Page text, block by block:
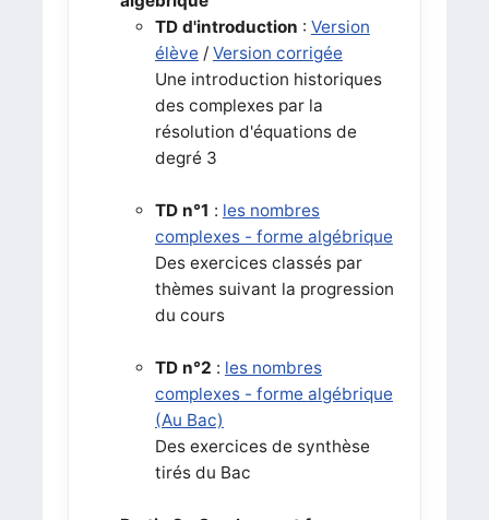
TD d'introduction : Version
élève / Version corrigée
Une introduction historiques
des complexes par la
résolution d'équations de
degré 3
TD n°1 : les nombres
complexes - forme algébrique
Des exercices classés par
thèmes suivant la progression
du cours
TD n°2 : les nombres
complexes - forme algébrique
(Au Bac)
Des exercices de synthèse
tirés du Bac